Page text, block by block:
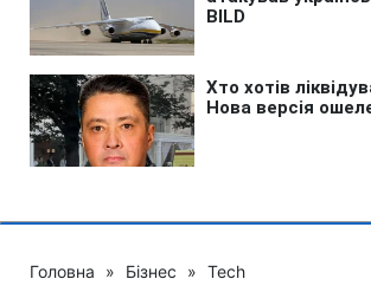
Головна » Бізнес » Tech